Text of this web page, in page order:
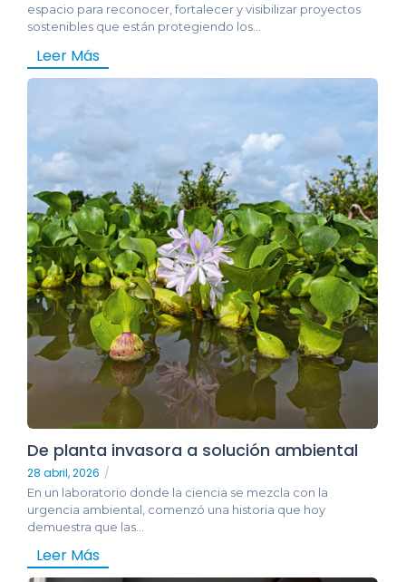
espacio para reconocer, fortalecer y visibilizar proyectos
sostenibles que están protegiendo los...
Leer Más
De planta invasora a solución ambiental
28 abril, 2026 /
En un laboratorio donde la ciencia se mezcla con la
urgencia ambiental, comenzó una historia que hoy
demuestra que las...
Leer Más